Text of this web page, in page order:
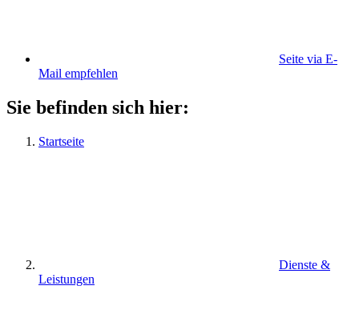
Seite via E-
Mail empfehlen
Sie befinden sich hier:
Startseite
Dienste &
Leistungen